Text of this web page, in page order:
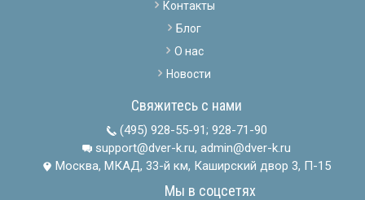
Контакты
Блог
О нас
Новости
Свяжитесь с нами
(495) 928-55-91; 928-71-90
support@dver-k.ru, admin@dver-k.ru
Москва, МКАД, 33-й км, Каширский двор 3, П-15
Мы в соцсетях